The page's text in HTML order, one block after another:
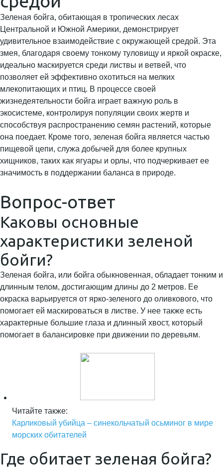
Зеленая бойга, обитающая в тропических лесах
Центральной и Южной Америки, демонстрирует
удивительное взаимодействие с окружающей средой. Эта
змея, благодаря своему тонкому туловищу и яркой окраске,
идеально маскируется среди листвы и ветвей, что
позволяет ей эффективно охотиться на мелких
млекопитающих и птиц. В процессе своей
жизнедеятельности бойга играет важную роль в
экосистеме, контролируя популяции своих жертв и
способствуя распространению семян растений, которые
она поедает. Кроме того, зеленая бойга является частью
пищевой цепи, служа добычей для более крупных
хищников, таких как ягуары и орлы, что подчеркивает ее
значимость в поддержании баланса в природе.
Вопрос-ответ
Каковы основные
характеристики зеленой
бойги?
Зеленая бойга, или бойга обыкновенная, обладает тонким и
длинным телом, достигающим длины до 2 метров. Ее
окраска варьируется от ярко-зеленого до оливкового, что
помогает ей маскироваться в листве. У нее также есть
характерные большие глаза и длинный хвост, который
помогает в балансировке при движении по деревьям.
Читайте также:
Карликовый убийца – синекольчатый осьминог в мире
морских обитателей
Где обитает зеленая бойга?